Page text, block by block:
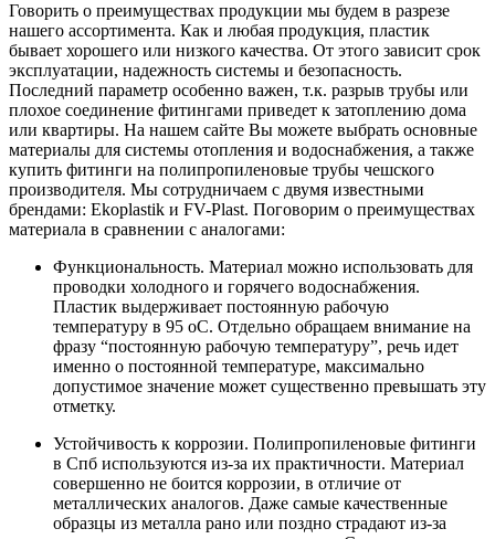
Говорить о преимуществах продукции мы будем в разрезе
нашего ассортимента. Как и любая продукция, пластик
бывает хорошего или низкого качества. От этого зависит срок
эксплуатации, надежность системы и безопасность.
Последний параметр особенно важен, т.к. разрыв трубы или
плохое соединение фитингами приведет к затоплению дома
или квартиры. На нашем сайте Вы можете выбрать основные
материалы для системы отопления и водоснабжения, а также
купить фитинги на полипропиленовые трубы чешского
производителя. Мы сотрудничаем с двумя известными
брендами: Ekoplastik и FV-Plast. Поговорим о преимуществах
материала в сравнении с аналогами:
Функциональность. Материал можно использовать для
проводки холодного и горячего водоснабжения.
Пластик выдерживает постоянную рабочую
температуру в 95 оС. Отдельно обращаем внимание на
фразу “постоянную рабочую температуру”, речь идет
именно о постоянной температуре, максимально
допустимое значение может существенно превышать эту
отметку.
Устойчивость к коррозии. Полипропиленовые фитинги
в Спб используются из-за их практичности. Материал
совершенно не боится коррозии, в отличие от
металлических аналогов. Даже самые качественные
образцы из металла рано или поздно страдают из-за